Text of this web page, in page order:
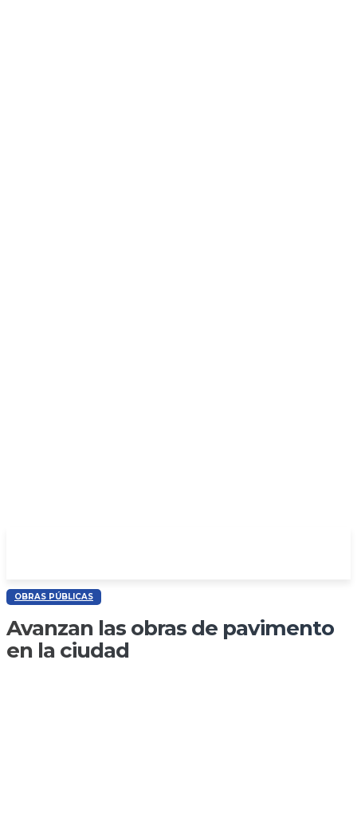
OBRAS PÚBLICAS
Avanzan las obras de pavimento
en la ciudad